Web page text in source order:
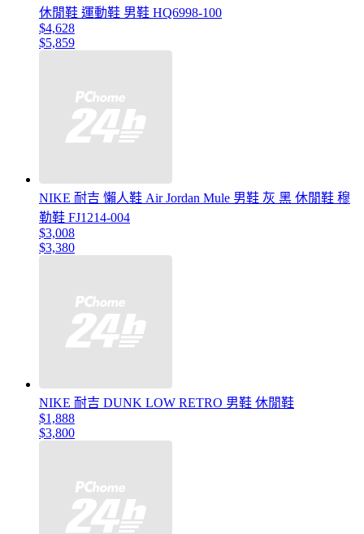
休閒鞋 運動鞋 男鞋 HQ6998-100
$4,628
$5,859
NIKE 耐吉 懶人鞋 Air Jordan Mule 男鞋 灰 黑 休閒鞋 穆
勒鞋 FJ1214-004
$3,008
$3,380
NIKE 耐吉 DUNK LOW RETRO 男鞋 休閒鞋
$1,888
$3,800